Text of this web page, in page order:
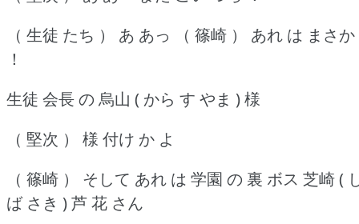
（ 生徒 たち ） あ あっ （ 篠崎 ） あれ は まさか
！
生徒 会長 の 烏山 ( から す やま ) 様
（ 堅次 ） 様 付け か よ
（ 篠崎 ） そして あれ は 学園 の 裏 ボス 芝崎 (
ば さき ) 芦 花 さん